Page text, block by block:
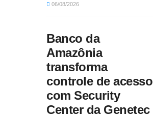
06/08/2026
Banco da
Amazônia
transforma
controle de acesso
com Security
Center da Genetec